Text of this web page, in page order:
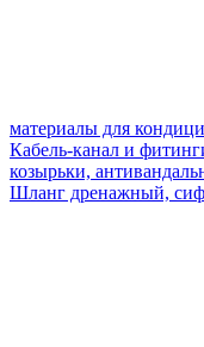
материалы для
Кабель-канал и
козырьки,
Шланг дренажный,